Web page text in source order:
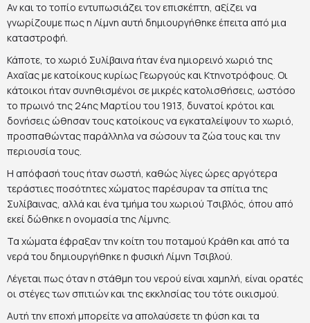
Αν και το τοπίο εντυπωσιάζει τον επισκέπτη, αξίζει να
γνωρίζουμε πως η Λίμνη αυτή δημιουργήθηκε έπειτα από μια
καταστροφή.
Κάποτε, το χωριό Συλίβαινα ήταν ένα ημιορεινό χωριό της
Αχαΐας με κατοίκους κυρίως Γεωργούς και Κτηνοτρόφους. Οι
κάτοικοι ήταν συνηθισμένοι σε μικρές κατολισθήσεις, ωστόσο
το πρωινό της 24ης Μαρτίου του 1913, δυνατοί κρότοι και
δονήσεις ώθησαν τους κατοίκους να εγκαταλείψουν το χωριό,
προσπαθώντας παράλληλα να σώσουν τα ζώα τους και την
περιουσία τους.
Η απόφασή τους ήταν σωστή, καθώς λίγες ώρες αργότερα
τεράστιες ποσότητες χώματος παρέσυραν τα σπίτια της
Συλίβαινας, αλλά και ένα τμήμα του χωριού Τσιβλός, όπου από
εκεί δώθηκε η ονομασία της Λίμνης.
Τα χώματα έφραξαν την κοίτη του ποταμού Κράθη και από τα
νερά του δημιουργήθηκε η φυσική Λίμνη Τσιβλού.
Λέγεται πως όταν η στάθμη του νερού είναι χαμηλή, είναι ορατές
οι στέγες των σπιτιών και της εκκλησίας του τότε οικισμού.
Αυτή την εποχή μπορείτε να απολαύσετε τη φύση και τα